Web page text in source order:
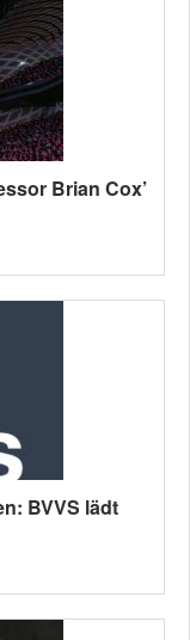
Brian Cox’
BVVS lädt